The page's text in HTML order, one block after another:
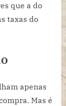
que a do
taxas do
apenas
Mas é